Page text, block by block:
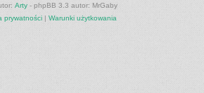
Arty - phpBB 3.3 autor: MrGaby
prywatności| Warunki użytkowania